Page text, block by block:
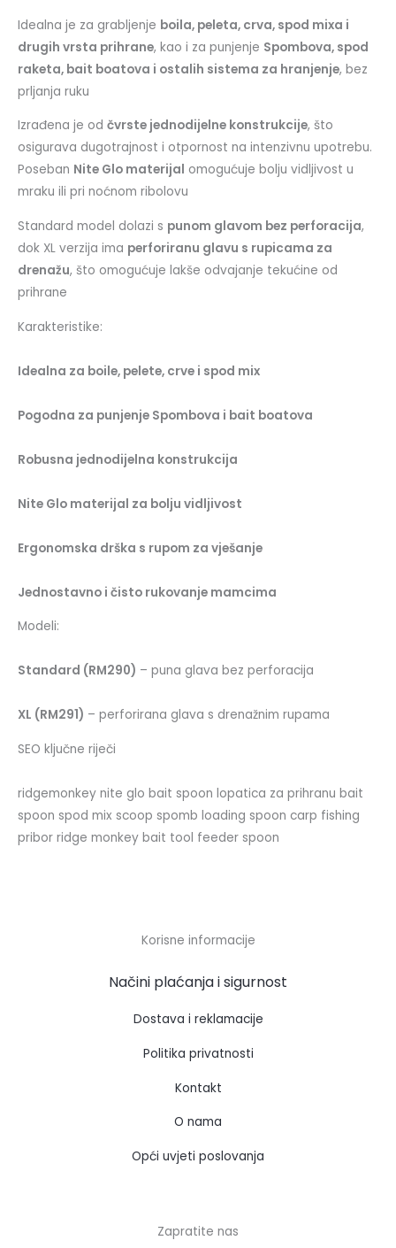
Idealna je za grabljenje boila, peleta, crva, spod mixa i
drugih vrsta prihrane, kao i za punjenje Spombova, spod
raketa, bait boatova i ostalih sistema za hranjenje, bez
prljanja ruku
Izrađena je od čvrste jednodijelne konstrukcije, što
osigurava dugotrajnost i otpornost na intenzivnu upotrebu.
Poseban Nite Glo materijal omogućuje bolju vidljivost u
mraku ili pri noćnom ribolovu
Standard model dolazi s punom glavom bez perforacija,
dok XL verzija ima perforiranu glavu s rupicama za
drenažu, što omogućuje lakše odvajanje tekućine od
prihrane
Karakteristike:
Idealna za boile, pelete, crve i spod mix
Pogodna za punjenje Spombova i bait boatova
Robusna jednodijelna konstrukcija
Nite Glo materijal za bolju vidljivost
Ergonomska drška s rupom za vješanje
Jednostavno i čisto rukovanje mamcima
Modeli:
Standard (RM290) – puna glava bez perforacija
XL (RM291) – perforirana glava s drenažnim rupama
SEO ključne riječi
ridgemonkey nite glo bait spoon lopatica za prihranu bait
spoon spod mix scoop spomb loading spoon carp fishing
pribor ridge monkey bait tool feeder spoon
Korisne informacije
Načini plaćanja i sigurnost
Dostava i reklamacije
Politika privatnosti
Kontakt
O nama
Opći uvjeti poslovanja
Zapratite nas